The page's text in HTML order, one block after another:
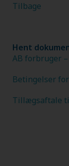
Tilbage
Hent
AB forbruger
Betingelser
Tillægsaftale